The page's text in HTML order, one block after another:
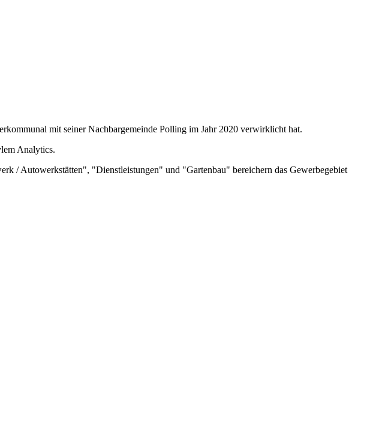
mit seiner Nachbargemeinde Polling im Jahr 2020 verwirklicht hat.
Analytics.
/ Autowerkstätten", "Dienstleistungen" und "Gartenbau" bereichern das Gewerbegebiet